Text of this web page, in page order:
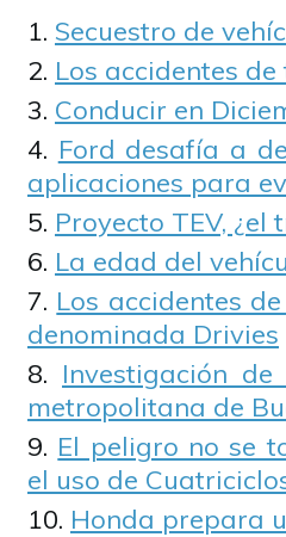
Secuestro de
Los accidentes
Conducir en
Ford desafía a
aplicaciones para
Proyecto TEV,
La edad del
Los accidentes
denominada Drivies
Investigación
metropolitana de
El peligro no se
el uso de
Honda prepara